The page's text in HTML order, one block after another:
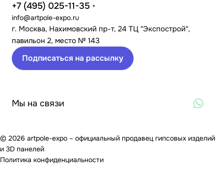
+7 (495) 025-11-35
info@artpole-expo.ru
г. Москва, Нахимовский пр-т, 24 ТЦ "Экспострой",
павильон 2, место № 143
Подписаться на рассылку
Мы на связи
© 2026 artpole-expo – официальный продавец гипсовых изделий
и 3D панелей
Политика конфиденциальности